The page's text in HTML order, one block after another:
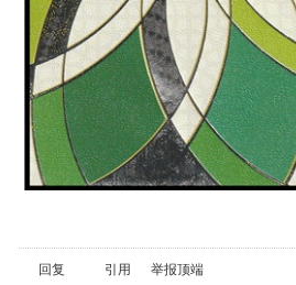
回复 引用 举报顶端